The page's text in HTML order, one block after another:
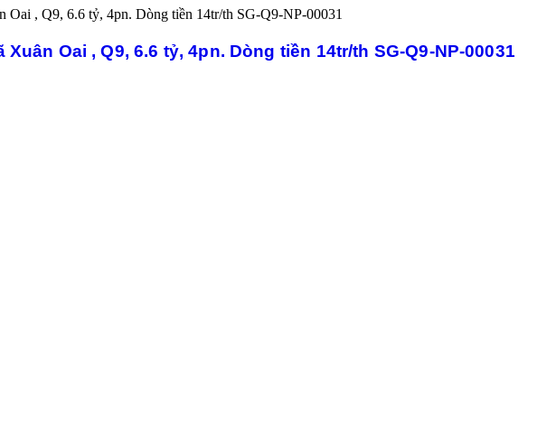
Xuân Oai , Q9, 6.6 tỷ, 4pn. Dòng tiền 14tr/th SG-Q9-NP-00031